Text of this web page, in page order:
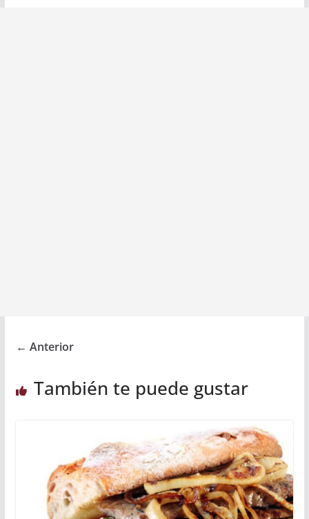
← Anterior
También te puede gustar